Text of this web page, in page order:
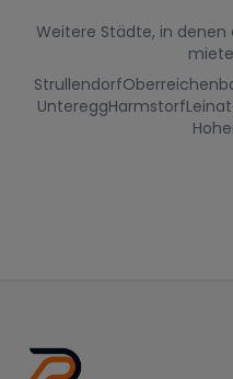
Weitere Städte, in
Strullendorf
UntereggHarmstorf